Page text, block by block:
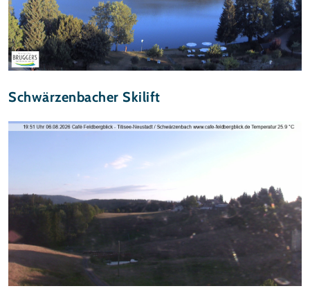
Schwärzenbacher Skilift